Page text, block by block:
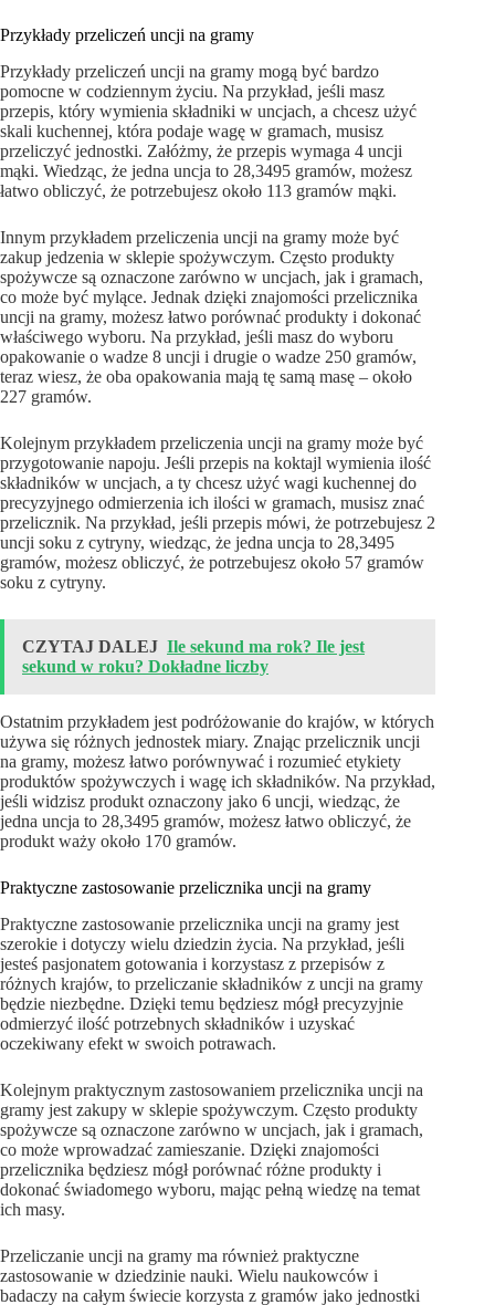
Przykłady przeliczeń uncji na gramy
Przykłady przeliczeń uncji na gramy mogą być bardzo
pomocne w codziennym życiu. Na przykład, jeśli masz
przepis, który wymienia składniki w uncjach, a chcesz użyć
skali kuchennej, która podaje wagę w gramach, musisz
przeliczyć jednostki. Załóżmy, że przepis wymaga 4 uncji
mąki. Wiedząc, że jedna uncja to 28,3495 gramów, możesz
łatwo obliczyć, że potrzebujesz około 113 gramów mąki.
Innym przykładem przeliczenia uncji na gramy może być
zakup jedzenia w sklepie spożywczym. Często produkty
spożywcze są oznaczone zarówno w uncjach, jak i gramach,
co może być mylące. Jednak dzięki znajomości przelicznika
uncji na gramy, możesz łatwo porównać produkty i dokonać
właściwego wyboru. Na przykład, jeśli masz do wyboru
opakowanie o wadze 8 uncji i drugie o wadze 250 gramów,
teraz wiesz, że oba opakowania mają tę samą masę – około
227 gramów.
Kolejnym przykładem przeliczenia uncji na gramy może być
przygotowanie napoju. Jeśli przepis na koktajl wymienia ilość
składników w uncjach, a ty chcesz użyć wagi kuchennej do
precyzyjnego odmierzenia ich ilości w gramach, musisz znać
przelicznik. Na przykład, jeśli przepis mówi, że potrzebujesz 2
uncji soku z cytryny, wiedząc, że jedna uncja to 28,3495
gramów, możesz obliczyć, że potrzebujesz około 57 gramów
soku z cytryny.
CZYTAJ DALEJ Ile sekund ma rok? Ile jest
sekund w roku? Dokładne liczby
Ostatnim przykładem jest podróżowanie do krajów, w których
używa się różnych jednostek miary. Znając przelicznik uncji
na gramy, możesz łatwo porównywać i rozumieć etykiety
produktów spożywczych i wagę ich składników. Na przykład,
jeśli widzisz produkt oznaczony jako 6 uncji, wiedząc, że
jedna uncja to 28,3495 gramów, możesz łatwo obliczyć, że
produkt waży około 170 gramów.
Praktyczne zastosowanie przelicznika uncji na gramy
Praktyczne zastosowanie przelicznika uncji na gramy jest
szerokie i dotyczy wielu dziedzin życia. Na przykład, jeśli
jesteś pasjonatem gotowania i korzystasz z przepisów z
różnych krajów, to przeliczanie składników z uncji na gramy
będzie niezbędne. Dzięki temu będziesz mógł precyzyjnie
odmierzyć ilość potrzebnych składników i uzyskać
oczekiwany efekt w swoich potrawach.
Kolejnym praktycznym zastosowaniem przelicznika uncji na
gramy jest zakupy w sklepie spożywczym. Często produkty
spożywcze są oznaczone zarówno w uncjach, jak i gramach,
co może wprowadzać zamieszanie. Dzięki znajomości
przelicznika będziesz mógł porównać różne produkty i
dokonać świadomego wyboru, mając pełną wiedzę na temat
ich masy.
Przeliczanie uncji na gramy ma również praktyczne
zastosowanie w dziedzinie nauki. Wielu naukowców i
badaczy na całym świecie korzysta z gramów jako jednostki